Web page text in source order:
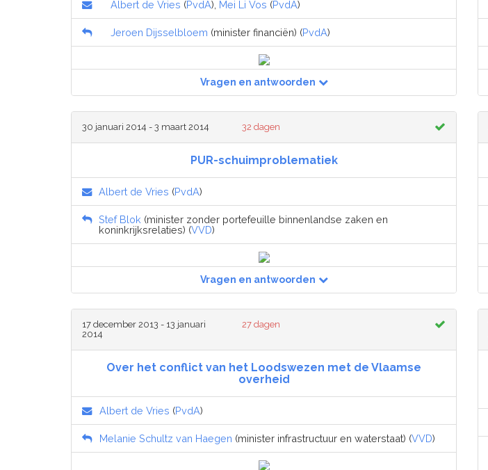
Albert de Vries (PvdA), Mei Li Vos (PvdA)
Jeroen Dijsselbloem (minister financiën) (PvdA)
Vragen en antwoorden
30 januari 2014 - 3 maart 2014 32 dagen
PUR-schuimproblematiek
Albert de Vries (PvdA)
Stef Blok (minister zonder portefeuille binnenlandse zaken en
koninkrijksrelaties) (VVD)
Vragen en antwoorden
17 december 2013 - 13 januari
2014
27 dagen
Over het conflict van het Loodswezen met de Vlaamse
overheid
Albert de Vries (PvdA)
Melanie Schultz van Haegen (minister infrastructuur en waterstaat) (VVD)